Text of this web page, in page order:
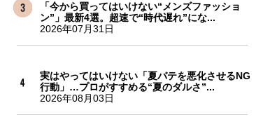
「今から買ってはいけない“メンズファッショ
ン”」最新4選。超速で“時代遅れ”にな...
2026年07月31日
実はやってはいけない「夏バテを悪化させるNG
行動」…プロがすすめる“夏のダルさ”...
2026年08月03日